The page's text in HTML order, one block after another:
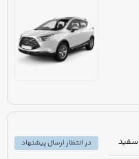
در انتظار ارسال پیشنهاد